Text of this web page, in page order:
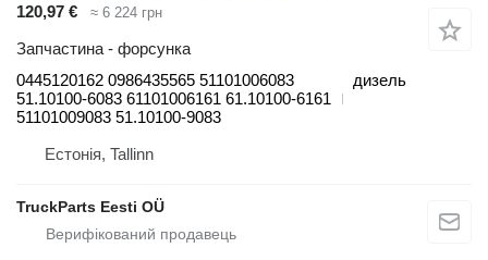
120,97 € ≈ 6 224 грн
Запчастина - форсунка
0445120162 0986435565 51101006083
51.10100-6083 61101006161 61.10100-6161
51101009083 51.10100-9083
дизель
Естонія, Tallinn
TruckParts Eesti OÜ